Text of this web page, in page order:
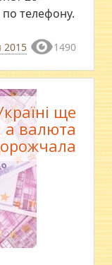
телефону.
2015 1490
ще
а валюта